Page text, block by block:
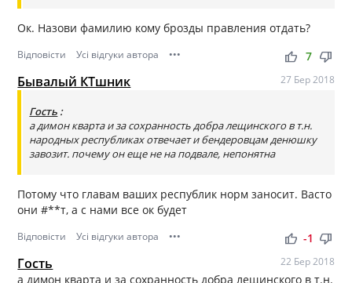
Ок. Назови фамилию кому брозды правления отдать?
Відповісти Усі відгуки автора ••• thumb_up thumb_down
7
Бывалый КТшник 27 Бер 2018
Гость :
а димон кварта и за сохранность добра лещинского в т.н.
народных республиках отвечает и бендеровцам денюшку
завозит. почему он еще не на подвале, непонятна
Потому что главам ваших республик норм заносит. Васто
они #**т, а с нами все ок будет
Відповісти Усі відгуки автора ••• thumb_up thumb_down
-1
Гость 22 Бер 2018
а димон кварта и за сохранность добра лещинского в т.н.